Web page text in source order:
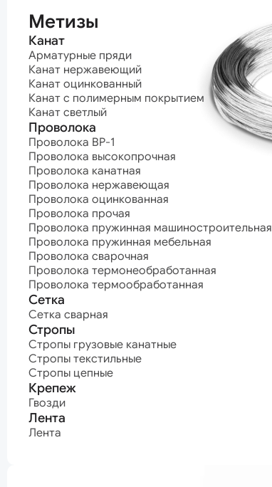
Метизы
Канат
Арматурные пряди
Канат нержавеющий
Канат оцинкованный
Канат с полимерным покрытием
Канат светлый
Проволока
Проволока ВР-1
Проволока высокопрочная
Проволока канатная
Проволока нержавеющая
Проволока оцинкованная
Проволока прочая
Проволока пружинная машиностроительная
Проволока пружинная мебельная
Проволока сварочная
Проволока термонеобработанная
Проволока термообработанная
Сетка
Сетка сварная
Стропы
Стропы грузовые канатные
Стропы текстильные
Стропы цепные
Крепеж
Гвозди
Лента
Лента